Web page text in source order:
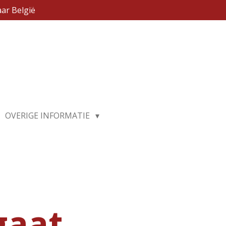
België
OVERIGE INFORMATIE